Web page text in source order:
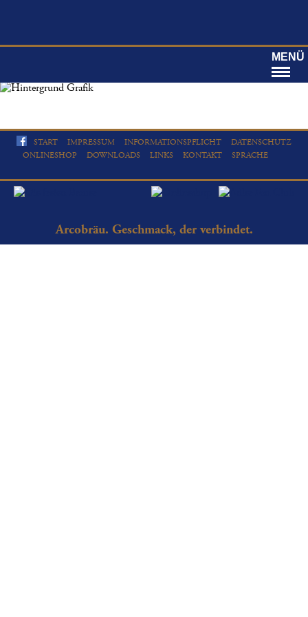
MENÜ
START IMPRESSUM INFORMATIONSPFLICHT
DATENSCHUTZ
ONLINESHOP
DOWNLOADS LINKS KONTAKT SPRACHE
Arcobräu. Geschmack, der verbindet.